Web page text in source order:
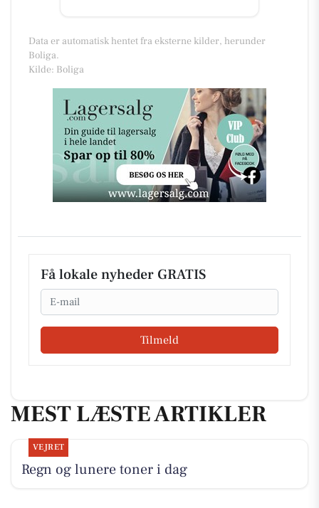
Data er automatisk hentet fra eksterne kilder, herunder
Boliga.
Kilde: Boliga
Få lokale nyheder GRATIS
Email
Tilmeld
MEST LÆSTE ARTIKLER
VEJRET
Regn og lunere toner i dag